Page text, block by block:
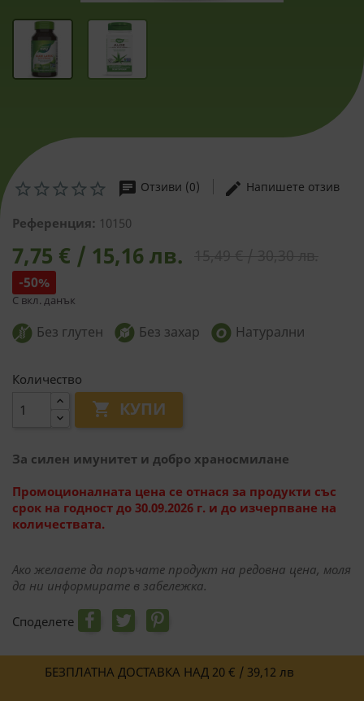
chat Отзиви (0) edit Напишете отзив
Референция: 10150
7,75 € / 15,16 лв.
-50%
С вкл. данък
Без глутен Без захар Натурални
Количество
 КУПИ
За силен имунитет и добро храносмилане
Промоционалната цена се отнася за продукти със
срок на годност до 30.09.2026 г. и до изчерпване на
количествата.
Ако желаете да поръчате продукт на редовна цена, моля
да ни информирате в забележка.
Споделете
БЕЗПЛАТНА ДОСТАВКА НАД 20 € / 39,12 лв